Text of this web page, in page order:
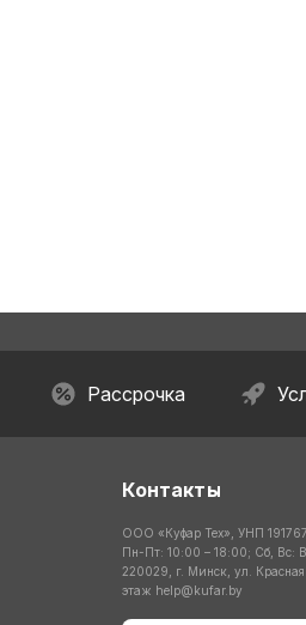
Рассрочка
Контакты
ООО «Куфар Тех», УНП
Пн-Пт: 10:00 – 18:00; Сб, Вс:
220029, г. Минск, ул.
этаж help@kufar.by